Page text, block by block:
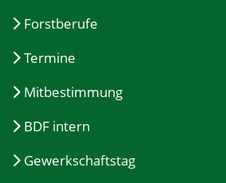
Forstberufe
Termine
Mitbestimmung
BDF intern
Gewerkschaftstag